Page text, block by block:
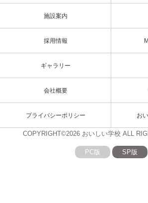
施設案内
採用情報
ギャラリー
会社概要
プライバシーポリシー お
COPYRIGHT©2026 おいしい学校 ALL
PC版 SP版